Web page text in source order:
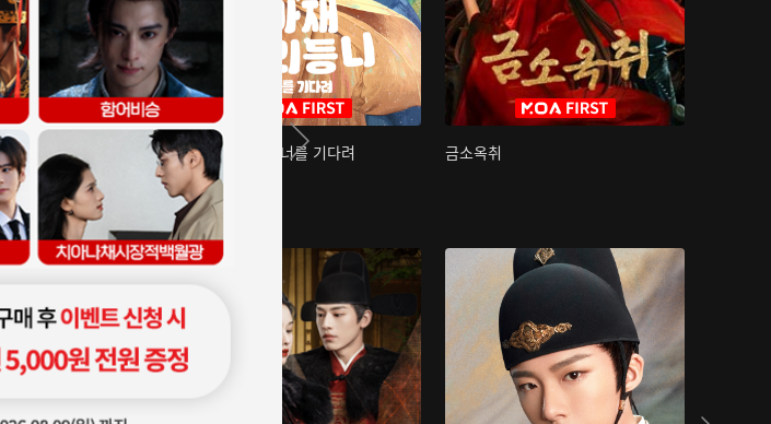
아재저리등니 : 너를 기다려 금소옥취